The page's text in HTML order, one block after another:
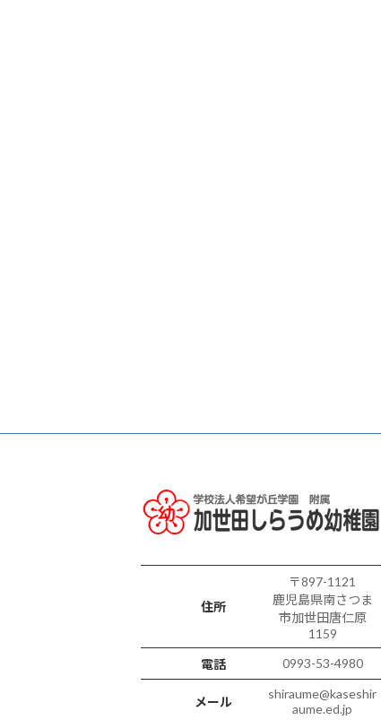
住所
〒897-1121
鹿児島県南さつま
市加世田唐仁原
1159
電話
0993-53-4980
メール
shiraume@kaseshir
aume.ed.jp